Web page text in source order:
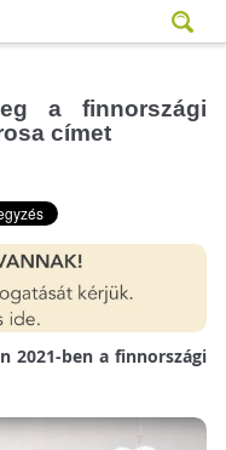
a finnországi
címet
2021-ben a finnországi